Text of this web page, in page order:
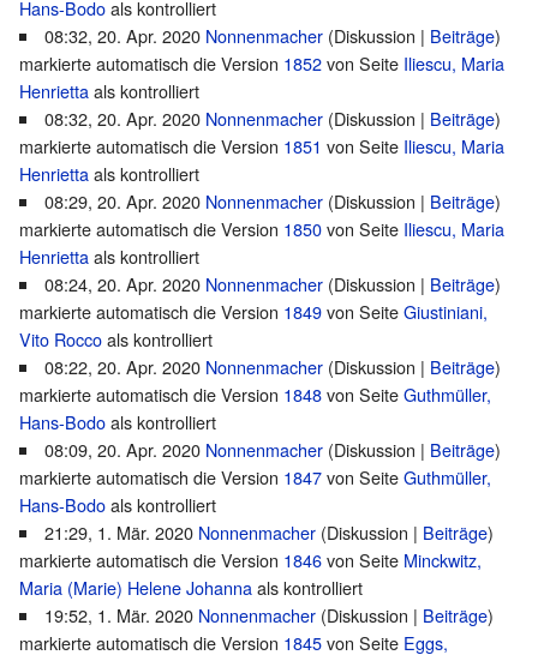
Hans-Bodoals kontrolliert
08:32, 20. Apr. 2020 Nonnenmacher (Diskussion | Beiträge)
markierte automatisch die Version 1852von Seite Iliescu, Maria
Henriettaals kontrolliert
08:32, 20. Apr. 2020 Nonnenmacher (Diskussion | Beiträge)
markierte automatisch die Version 1851 von Seite Iliescu, Maria
Henriettaals kontrolliert
08:29, 20. Apr. 2020 Nonnenmacher (Diskussion | Beiträge)
markierte automatisch die Version 1850von Seite Iliescu, Maria
Henriettaals kontrolliert
08:24, 20. Apr. 2020 Nonnenmacher (Diskussion | Beiträge)
markierte automatisch die Version 1849von SeiteGiustiniani,
Vito Roccoals kontrolliert
08:22, 20. Apr. 2020 Nonnenmacher (Diskussion | Beiträge)
markierte automatisch die Version 1848von SeiteGuthmüller,
Hans-Bodoals kontrolliert
08:09, 20. Apr. 2020 Nonnenmacher (Diskussion | Beiträge)
markierte automatisch die Version 1847von SeiteGuthmüller,
Hans-Bodoals kontrolliert
21:29, 1. Mär. 2020 Nonnenmacher (Diskussion | Beiträge)
markierte automatisch die Version 1846von Seite Minckwitz,
Maria (Marie) Helene Johannaals kontrolliert
19:52, 1. Mär. 2020 Nonnenmacher (Diskussion | Beiträge)
markierte automatisch die Version 1845von Seite Eggs,